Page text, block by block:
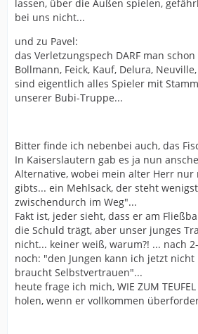
lassen, über die Außen spielen,
bei uns nicht...
und zu Pavel:
das Verletzungspech DARF man
Bollmann, Feick, Kauf, Delura, Neuville,
sind eigentlich alles Spieler mit
unserer Bubi-Truppe...
Bitter finde ich nebenbei auch, das
In Kaiserslautern gab es ja nun
Alternative, wobei mein alter Herr nur
gibts... ein Mehlsack, der steht
zwischendurch im Weg"...
Fakt ist, jeder sieht, dass er am
die Schuld trägt, aber unser junges
nicht... keiner weiß, warum?! ... nach
noch: "den Jungen kann ich jetzt
braucht Selbstvertrauen"...
heute frage ich mich, WIE ZUM
holen, wenn er vollkommen